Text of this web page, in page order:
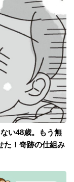
い48歳。もう無
た！奇跡の仕組み